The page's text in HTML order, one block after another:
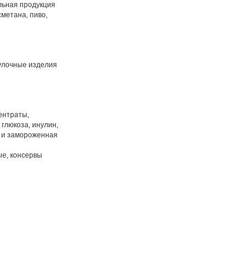
продукция
пиво,
изделия
инулин,
замороженная
консервы